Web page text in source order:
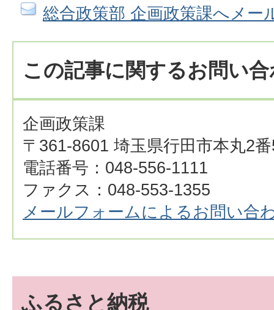
総合政策部 企画政策課へメー
この記事に関するお問い
企画政策課
〒361-8601 埼玉県行田市本丸2
電話番号：048-556-1111
ファクス：048-553-1355
メールフォームによるお問い合
ふるさと納税